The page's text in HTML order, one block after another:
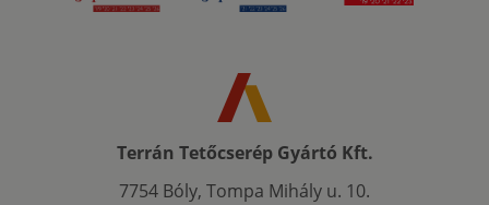
Terrán Tetőcserép Gyártó Kft.
7754 Bóly, Tompa Mihály u. 10.